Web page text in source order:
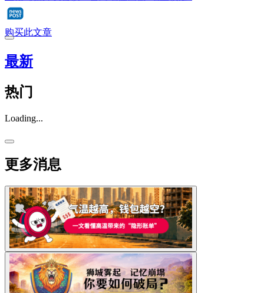
购买此文章
最新
热门
Loading...
更多消息